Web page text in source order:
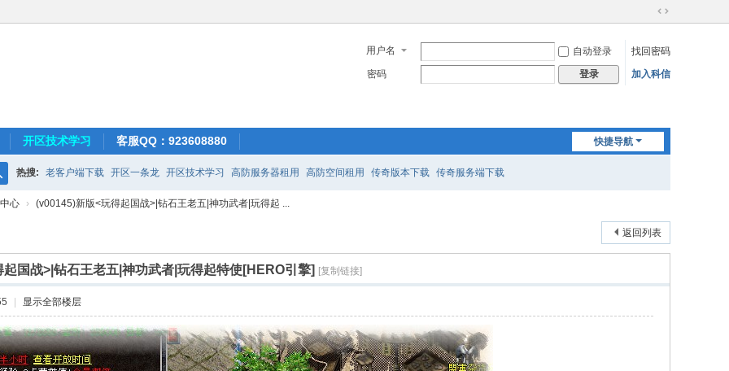
切
到
宽
用户名 自动登录
找回密码
密码
登录 加入科信
快捷导航
开区技术学习 客服QQ：923608880
热搜: 老客户端下载 开区一条龙 开区技术学习 高防服务器租用 高防空间租用 传奇版本下载 传奇服务端下载
心 › (v00145)新版<玩得起国战>|钻石王老五|神功武者|玩得起 ...
返回列表
国战>|钻石王老五|神功武者|玩得起特使[HERO引擎] [复制链接]
显示全部楼层